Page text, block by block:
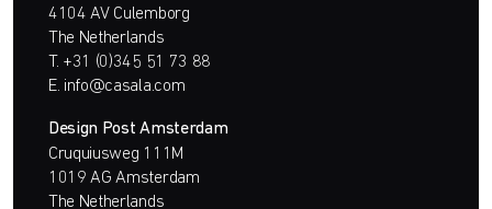
4104 AV Culemborg
The Netherlands
T. +31 (0)345 51 73 88
E. info@casala.com
Design Post Amsterdam
Cruquiusweg 111M
1019 AG Amsterdam
The Netherlands